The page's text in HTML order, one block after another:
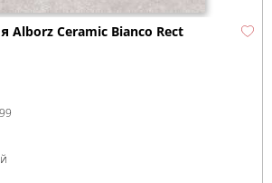
Alborz Ceramic Bianco Rect